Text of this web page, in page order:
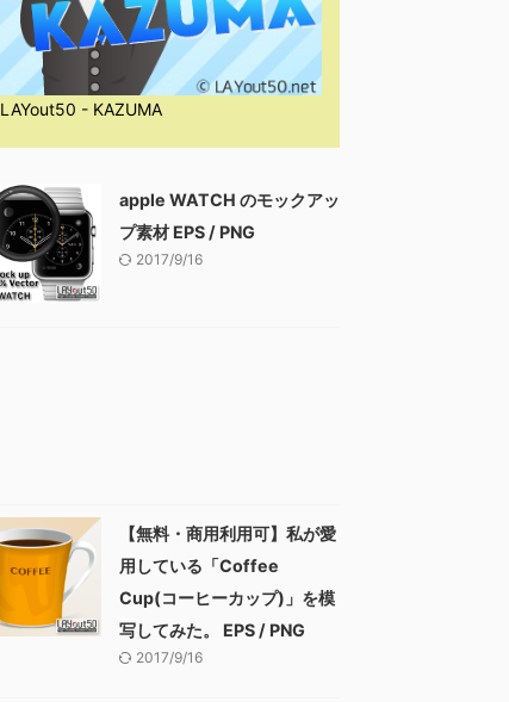
LAYout50 - KAZUMA
apple WATCH のモックアッ
プ素材 EPS / PNG
2017/9/16
【無料・商用利用可】私が愛
用している「Coffee
Cup(コーヒーカップ)」を模
写してみた。 EPS / PNG
2017/9/16